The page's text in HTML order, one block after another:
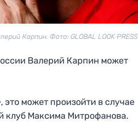
Карпин. Фото: GLOBAL LOOK PRESS
Валерий Карпин может
может произойти в случае
клуб Максима Митрофанова.